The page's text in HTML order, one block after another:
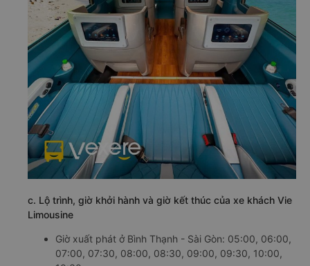
c. Lộ trình, giờ khởi hành và giờ kết thúc của xe khách Vie
Limousine
Giờ xuất phát ở Bình Thạnh - Sài Gòn: 05:00, 06:00,
07:00, 07:30, 08:00, 08:30, 09:00, 09:30, 10:00,